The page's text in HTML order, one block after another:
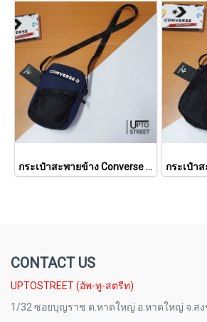
กระเป๋าสะพายข้าง Converse Alertness Mini Bag - Navy
CONTACT US
UPTOSTREET (อัพ-ทู-สตรีท)
1/32 ซอยบุญราช ต.หาดใหญ่ อ.หาดใหญ่ จ.สง